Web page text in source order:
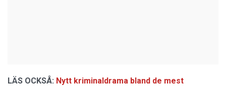
LÄS OCKSÅ: Nytt kriminaldrama bland de mest